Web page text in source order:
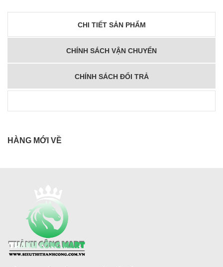
CHI TIẾT SẢN PHẨM
CHÍNH SÁCH VẬN CHUYỂN
CHÍNH SÁCH ĐỔI TRẢ
HÀNG MỚI VỀ